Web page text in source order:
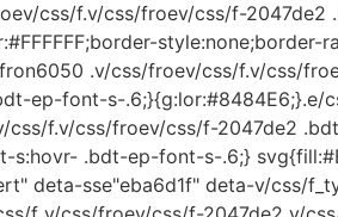
css/f.v/css/froev/css/f-
style:none;border-
.v/css/froev/css/f.v/css/
ep-font-s-
f.v/css/froev/css/f-2047de2
s:hovr- .bdt-ep-font-s-.6;}
deta-sse"eba6d1f" deta-v/css/